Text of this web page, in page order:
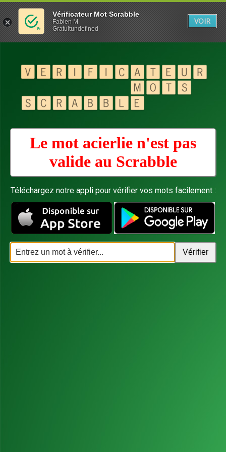
Le mot acierlie n'est pas
valide au Scrabble
Téléchargez notre appli pour vérifier vos mots facilement :
Vérificateur Mot Scrabble
Fabien M
Gratuitundefined
VOIR